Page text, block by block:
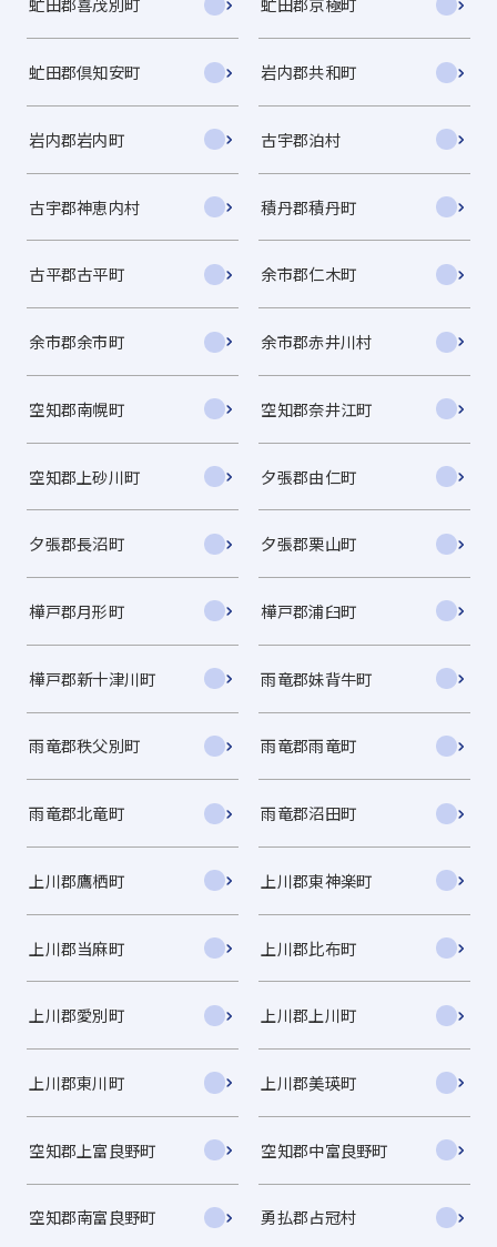
虻田郡倶知安町 岩内郡共和町
岩内郡岩内町 古宇郡泊村
古宇郡神恵内村 積丹郡積丹町
古平郡古平町 余市郡仁木町
余市郡余市町 余市郡赤井川村
空知郡南幌町 空知郡奈井江町
空知郡上砂川町 夕張郡由仁町
夕張郡長沼町 夕張郡栗山町
樺戸郡月形町 樺戸郡浦臼町
樺戸郡新十津川町 雨竜郡妹背牛町
雨竜郡秩父別町 雨竜郡雨竜町
雨竜郡北竜町 雨竜郡沼田町
上川郡鷹栖町 上川郡東神楽町
上川郡当麻町 上川郡比布町
上川郡愛別町 上川郡上川町
上川郡東川町 上川郡美瑛町
空知郡上富良野町 空知郡中富良野町
空知郡南富良野町 勇払郡占冠村